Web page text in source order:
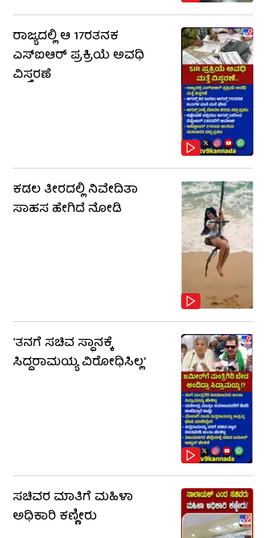
ರಾಜ್ಯದಲ್ಲಿ ಆ 17ರತನಕ
ಎಸ್‌ಐಆರ್ ಪ್ರಕ್ರಿಯೆ ಅವಧಿ
ವಿಸ್ತರಣೆ
ಕಡಲ ತೀರದಲ್ಲಿ ನಿವೇದಿತಾ
ಸಾಹಸ ಹೇಗಿದೆ ನೋಡಿ
'ತನಗೆ ಸಚಿವ ಸ್ಥಾನಕ್ಕೆ
ಸಿದ್ದರಾಮಯ್ಯ ವಿರೋಧಿಸಿಲ್ಲ'
ಸಚಿವರ ಮಾತಿಗೆ ಮಹಿಳಾ
ಅಧಿಕಾರಿ ಕಣ್ಣೀರು